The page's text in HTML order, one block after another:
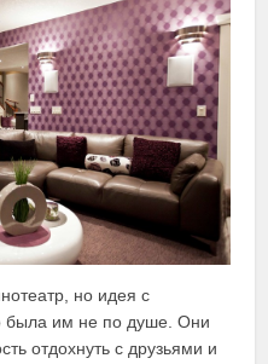
но идея с
была им не по душе. Они
отдохнуть с друзьями и